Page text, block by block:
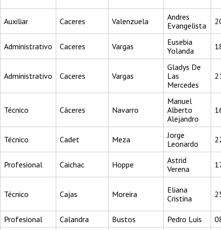
Auxiliar Caceres Valenzuela
Andres
Evangelista
Administrativo Caceres Vargas
Eusebia
Yolanda
Administrativo Caceres Vargas
Gladys De
Las
Mercedes
Técnico Cáceres Navarro
Manuel
Alberto
Alejandro
Técnico Cadet Meza
Jorge
Leonardo
Profesional Caichac Hoppe
Astrid
Verena
Técnico Cajas Moreira
Eliana
Cristina
Profesional Calandra Bustos Pedro Luis